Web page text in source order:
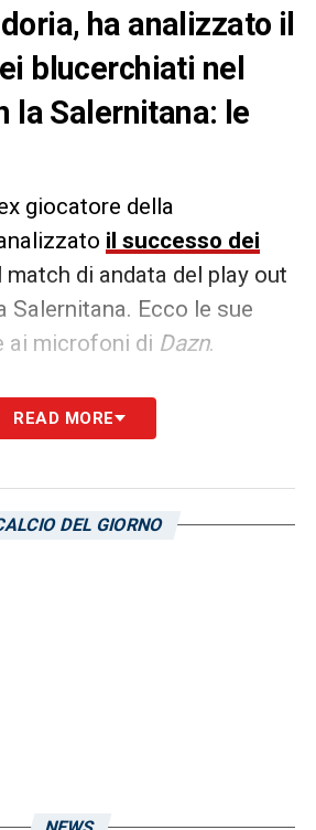
ha analizzato il
blucerchiati nel
la Salernitana: le
giocatore della
il successo dei
match di andata del play out
Salernitana. Ecco le sue
ai microfoni di Dazn.
–«Vantaggio importante
all’Arechi sarà dura, la
brava a capire che
READ MORE
DEL GIORNO